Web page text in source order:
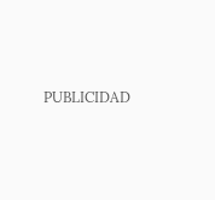
PUBLICIDAD